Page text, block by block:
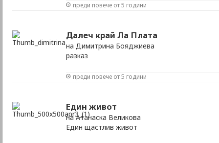
преди повече от 5 години
Далеч край Ла Плата
на Димитрина Бояджиева
разказ
преди повече от 5 години
Един живот
на Атанаска Великова
Един щастлив живот